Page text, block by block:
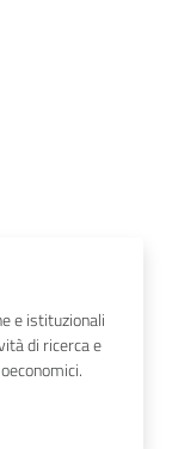
e istituzionali
di ricerca e